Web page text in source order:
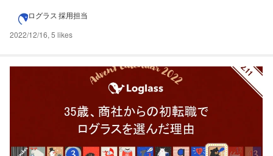
できる 積極的に行動できるようになる 組織に対するエンゲージメント
ログラス 採用担当
2022/12/16,5 likes